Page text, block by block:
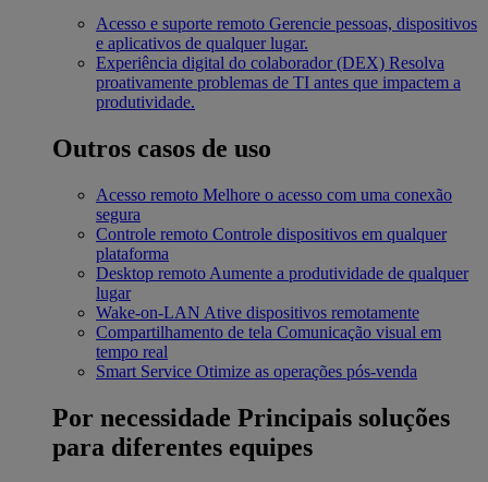
Acesso e suporte remoto Gerencie pessoas, dispositivos
e aplicativos de qualquer lugar.
Experiência digital do colaborador (DEX) Resolva
proativamente problemas de TI antes que impactem a
produtividade.
Outros casos de uso
Acesso remoto Melhore o acesso com uma conexão
segura
Controle remoto Controle dispositivos em qualquer
plataforma
Desktop remoto Aumente a produtividade de qualquer
lugar
Wake-on-LAN Ative dispositivos remotamente
Compartilhamento de tela Comunicação visual em
tempo real
Smart Service Otimize as operações pós-venda
Por necessidade Principais soluções
para diferentes equipes